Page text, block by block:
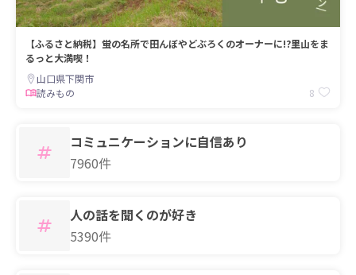
【ふるさと納税】蛍の名所で田んぼやどぶろくのオーナーに!?里山をま
るっと大満喫！
山口県下関市
読みもの
8
コミュニケーションに自信あり
7960件
人の話を聞くのが好き
5390件